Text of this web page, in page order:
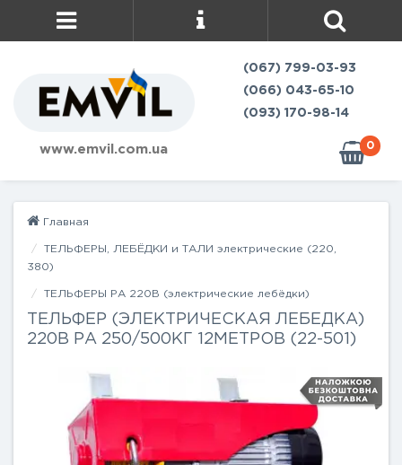
www.emvil.com.ua
(067) 799-03-93
(066) 043-65-10
(093) 170-98-14
0
Главная
ТЕЛЬФЕРЫ, ЛЕБЁДКИ и ТАЛИ электрические (220,
380)
ТЕЛЬФЕРЫ РА 220В (электрические лебёдки)
ТЕЛЬФЕР (ЭЛЕКТРИЧЕСКАЯ ЛЕБЕДКА)
220В РА 250/500КГ 12МЕТРОВ (22-501)